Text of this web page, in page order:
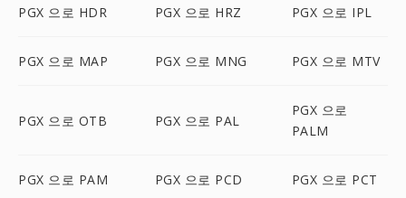
PGX 으로 HDR PGX 으로 HRZ PGX 으로 IPL
PGX 으로 MAP PGX 으로 MNG PGX 으로 MTV
PGX 으로 OTB PGX 으로 PAL
PGX 으로
PALM
PGX 으로 PAM PGX 으로 PCD PGX 으로 PCT